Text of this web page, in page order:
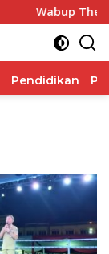
Wabup
Pendidikan